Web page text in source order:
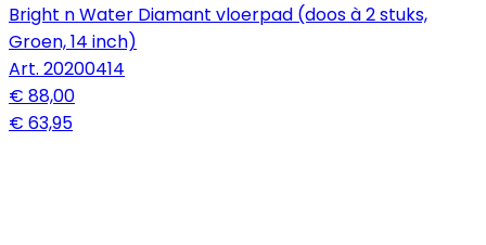
Bright n Water Diamant vloerpad (doos à 2 stuks,
Groen, 14 inch)
Art. 20200414
€ 88,00
€ 63,95